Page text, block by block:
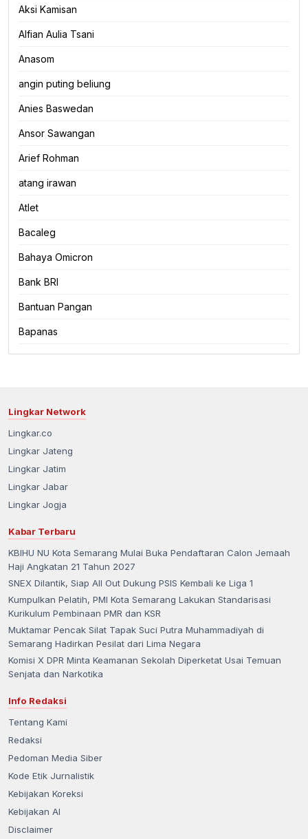
Hukum dan Kriminal
Infrastruktur
Karya Ilmiah
Koran Digital
Kuliner
Aksi Kamisan
Alfian Aulia Tsani
Anasom
angin puting beliung
Anies Baswedan
Ansor Sawangan
Arief Rohman
atang irawan
Atlet
Bacaleg
Bahaya Omicron
Bank BRI
Bantuan Pangan
Bapanas
Lingkar Network
Lingkar.co
Lingkar Jateng
Lingkar Jatim
Lingkar Jabar
Lingkar Jogja
Kabar Terbaru
KBIHU NU Kota Semarang Mulai Buka Pendaftaran Calon Jemaah
Haji Angkatan 21 Tahun 2027
SNEX Dilantik, Siap All Out Dukung PSIS Kembali ke Liga 1
Kumpulkan Pelatih, PMI Kota Semarang Lakukan Standarisasi
Kurikulum Pembinaan PMR dan KSR
Muktamar Pencak Silat Tapak Suci Putra Muhammadiyah di
Semarang Hadirkan Pesilat dari Lima Negara
Komisi X DPR Minta Keamanan Sekolah Diperketat Usai Temuan
Senjata dan Narkotika
Info Redaksi
Tentang Kami
Redaksi
Pedoman Media Siber
Kode Etik Jurnalistik
Kebijakan Koreksi
Kebijakan AI
Disclaimer